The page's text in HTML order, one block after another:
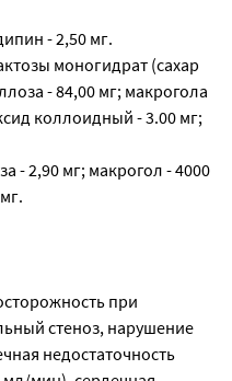
- 2,50 мг.
моногидрат (сахар
- 84,00 мг; макрогола
коллоидный - 3.00 мг;
- 2,90 мг; макрогол - 4000
при
стеноз, нарушение
недостаточность